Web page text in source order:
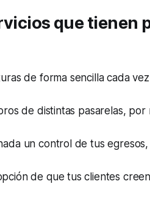
que tienen
de forma sencilla cada
de distintas pasarelas, por
un control de tus
de que tus clientes